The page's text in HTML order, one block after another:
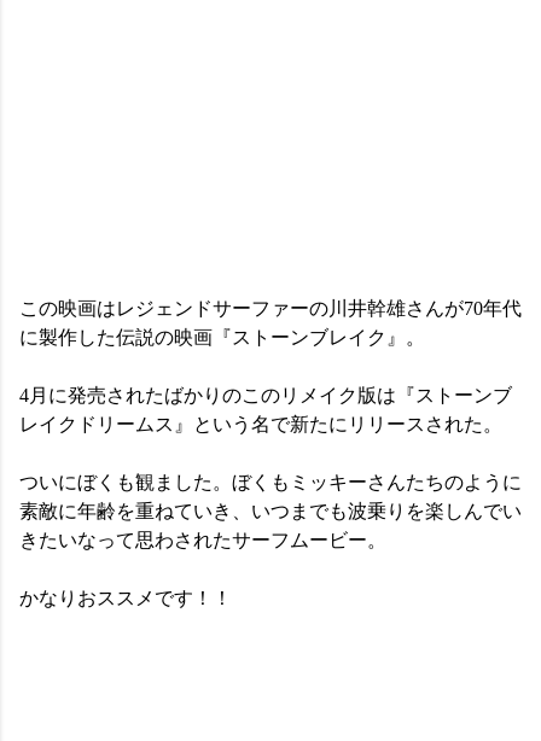
この映画はレジェンドサーファーの川井幹雄さんが70年代
に製作した伝説の映画『ストーンブレイク』。
4月に発売されたばかりのこのリメイク版は『ストーンブ
レイクドリームス』という名で新たにリリースされた。
ついにぼくも観ました。ぼくもミッキーさんたちのように
素敵に年齢を重ねていき、いつまでも波乗りを楽しんでい
きたいなって思わされたサーフムービー。
かなりおススメです！！